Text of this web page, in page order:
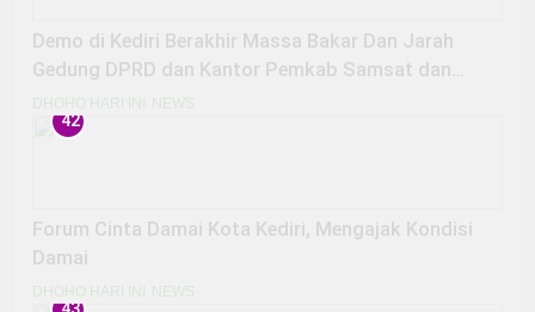
Demo di Kediri Berakhir Massa Bakar Dan Jarah
Gedung DPRD dan Kantor Pemkab Samsat dan
merusak Sejumlah Fasolitas umum
DHOHO HARI INI NEWS
42
Forum Cinta Damai Kota Kediri, Mengajak Kondisi
Damai
DHOHO HARI INI NEWS